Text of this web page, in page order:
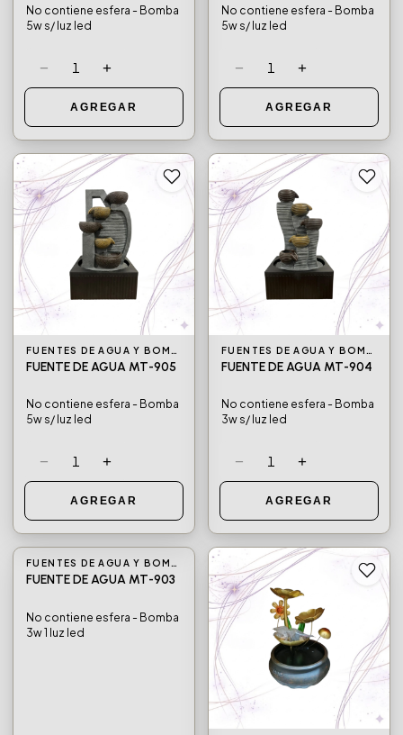
No contiene esfera - Bomba
5w s/ luz led
− 1 +
AGREGAR
No contiene esfera - Bomba
5w s/ luz led
− 1 +
AGREGAR
FUENTES DE AGUA Y BOMBAS DE AGUA
FUENTE DE AGUA MT-905
No contiene esfera - Bomba
5w s/ luz led
− 1 +
AGREGAR
FUENTES DE AGUA Y BOMBAS DE AGUA
FUENTE DE AGUA MT-904
No contiene esfera - Bomba
3w s/ luz led
− 1 +
AGREGAR